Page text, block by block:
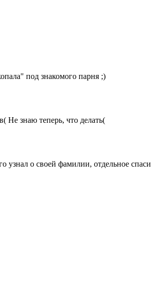
под знакомого парня ;)
Не знаю теперь, что делать(
узнал о своей фамилии, отдельное